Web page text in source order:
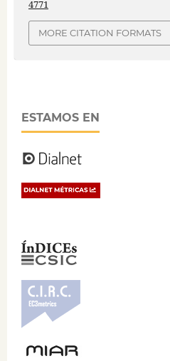
4771
MORE CITATION FORMATS
ESTAMOS EN